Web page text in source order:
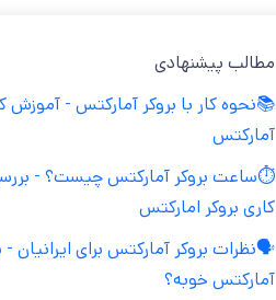
مطالب پیشنهادی
📚نحوه کار با بروکر آمارکتس - آموزش
آمارکتس
⏱️ساعت بروکر آمارکتس چیست؟ -
کاری بروکر امارکتس
🗣️نظرات بروکر آمارکتس برای ایرانیان -
آمارکتس خوبه؟